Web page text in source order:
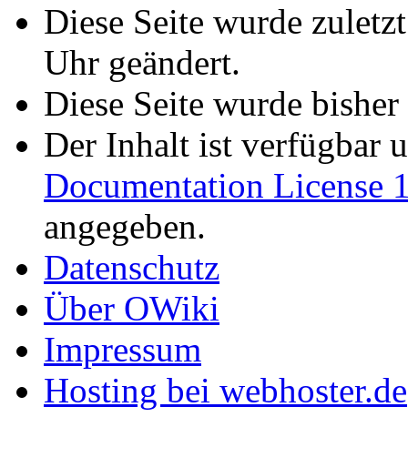
Diese Seite wurde
Uhr geändert.
Diese Seite wurde
Der Inhalt ist verfügbar
Documentation License
angegeben.
Datenschutz
Über OWiki
Impressum
Hosting bei webhoster.de